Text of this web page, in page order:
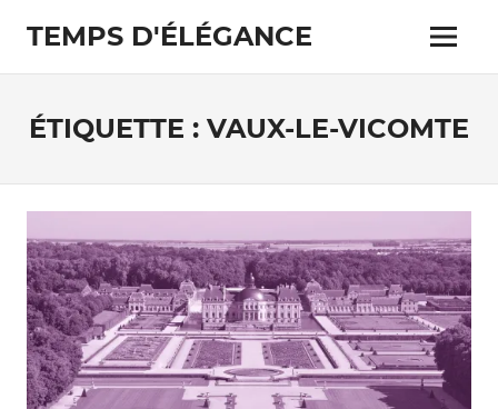
content
TEMPS D'ÉLÉGANCE
Pour
passionnés
de
Menu
ÉTIQUETTE : VAUX-LE-VICOMTE